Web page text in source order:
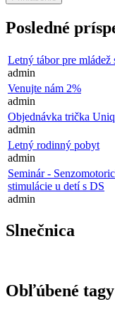
Posledné
Letný tábor pre mládež
admin
Venujte nám 2%
admin
Objednávka trička
admin
Letný rodinný pobyt
admin
Seminár -
stimulácie u detí s DS
admin
Slnečnica
Obľúbené tagy